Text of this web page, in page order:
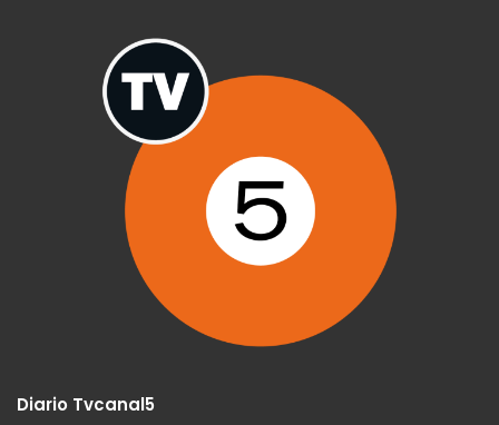
Diario Tvcanal5